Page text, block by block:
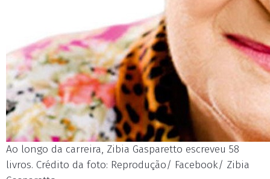
Ao longo da carreira, Zibia Gasparetto escreveu 58
livros. Crédito da foto: Reprodução/ Facebook/ Zibia